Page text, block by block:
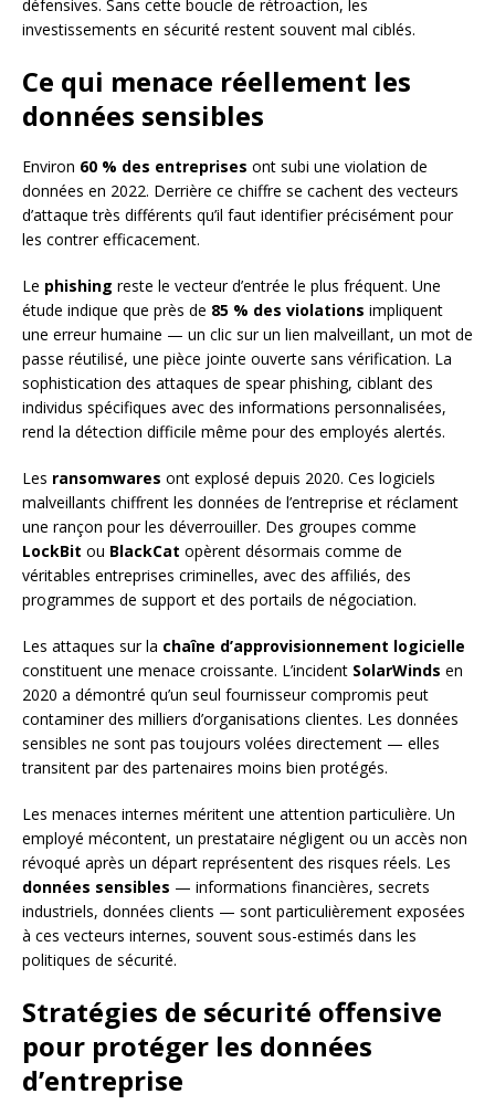
défensives. Sans cette boucle de rétroaction, les
investissements en sécurité restent souvent mal ciblés.
Ce qui menace réellement les
données sensibles
Environ 60 % des entreprises ont subi une violation de
données en 2022. Derrière ce chiffre se cachent des vecteurs
d’attaque très différents qu’il faut identifier précisément pour
les contrer efficacement.
Le phishing reste le vecteur d’entrée le plus fréquent. Une
étude indique que près de 85 % des violations impliquent
une erreur humaine — un clic sur un lien malveillant, un mot de
passe réutilisé, une pièce jointe ouverte sans vérification. La
sophistication des attaques de spear phishing, ciblant des
individus spécifiques avec des informations personnalisées,
rend la détection difficile même pour des employés alertés.
Les ransomwares ont explosé depuis 2020. Ces logiciels
malveillants chiffrent les données de l’entreprise et réclament
une rançon pour les déverrouiller. Des groupes comme
LockBit ou BlackCat opèrent désormais comme de
véritables entreprises criminelles, avec des affiliés, des
programmes de support et des portails de négociation.
Les attaques sur la chaîne d’approvisionnement logicielle
constituent une menace croissante. L’incident SolarWinds en
2020 a démontré qu’un seul fournisseur compromis peut
contaminer des milliers d’organisations clientes. Les données
sensibles ne sont pas toujours volées directement — elles
transitent par des partenaires moins bien protégés.
Les menaces internes méritent une attention particulière. Un
employé mécontent, un prestataire négligent ou un accès non
révoqué après un départ représentent des risques réels. Les
données sensibles — informations financières, secrets
industriels, données clients — sont particulièrement exposées
à ces vecteurs internes, souvent sous-estimés dans les
politiques de sécurité.
Stratégies de sécurité offensive
pour protéger les données
d’entreprise